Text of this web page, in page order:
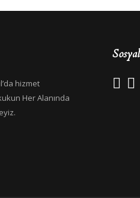
hizmet
Her Alanında